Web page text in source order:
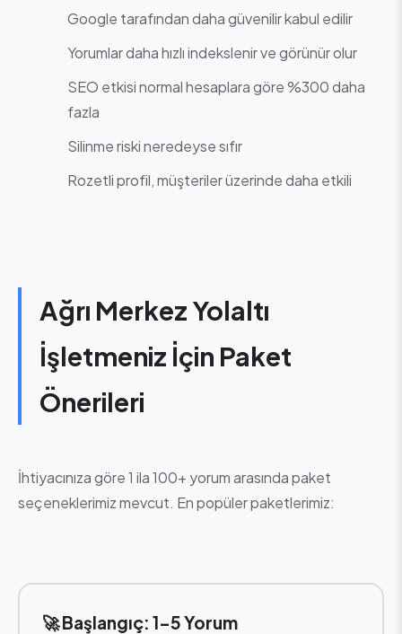
Google tarafından daha güvenilir kabul edilir
Yorumlar daha hızlı indekslenir ve görünür olur
SEO etkisi normal hesaplara göre %300 daha
fazla
Silinme riski neredeyse sıfır
Rozetli profil, müşteriler üzerinde daha etkili
Ağrı Merkez Yolaltı
İşletmeniz İçin Paket
Önerileri
İhtiyacınıza göre 1 ila 100+ yorum arasında paket
seçeneklerimiz mevcut. En popüler paketlerimiz:
🚀 Başlangıç: 1-5 Yorum